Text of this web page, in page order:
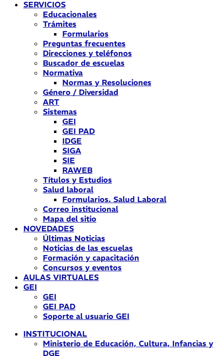
SERVICIOS
Educacionales
Trámites
Formularios
Preguntas frecuentes
Direcciones y teléfonos
Buscador de escuelas
Normativa
Normas y Resoluciones
Género / Diversidad
ART
Sistemas
GEI
GEI PAD
IDGE
SIGA
SIE
RAWEB
Títulos y Estudios
Salud laboral
Formularios. Salud Laboral
Correo institucional
Mapa del sitio
NOVEDADES
Últimas Noticias
Noticias de las escuelas
Formación y capacitación
Concursos y eventos
AULAS VIRTUALES
GEI
GEI
GEI PAD
Soporte al usuario GEI
INSTITUCIONAL
Ministerio de Educación, Cultura, Infancias y
DGE